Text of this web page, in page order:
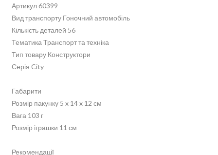
Артикул 60399
Вид транспорту Гоночний автомобіль
Кількість деталей 56
Тематика Транспорт та техніка
Тип товару Конструктори
Серія City
Габарити
Розмір пакунку 5 x 14 x 12 см
Вага 103 г
Розмір іграшки 11 см
Рекомендації